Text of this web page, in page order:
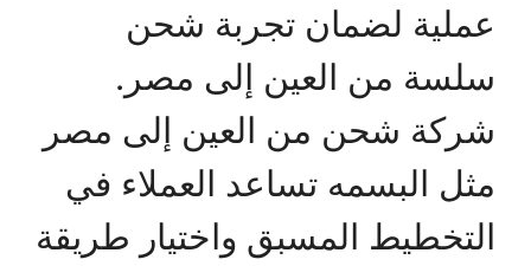
عملية لضمان تجربة شحن
سلسة من العين إلى مصر.
شركة شحن من العين إلى مصر
مثل البسمه تساعد العملاء في
التخطيط المسبق واختيار طريقة